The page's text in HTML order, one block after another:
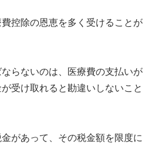
控除の恩恵を多く受けることが
らないのは、医療費の支払いが
受け取れると勘違いしないこと
があって、その税金額を限度に